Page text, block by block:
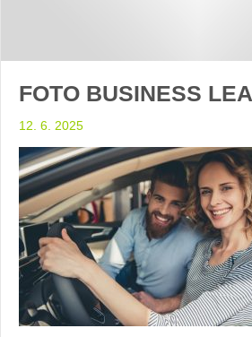
FOTO BUSINESS
12. 6. 2025